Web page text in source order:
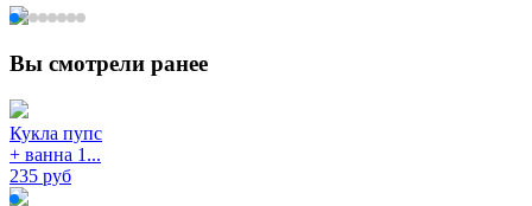
Вы смотрели ранее
Кукла пупс
+ ванна 1...
235 руб